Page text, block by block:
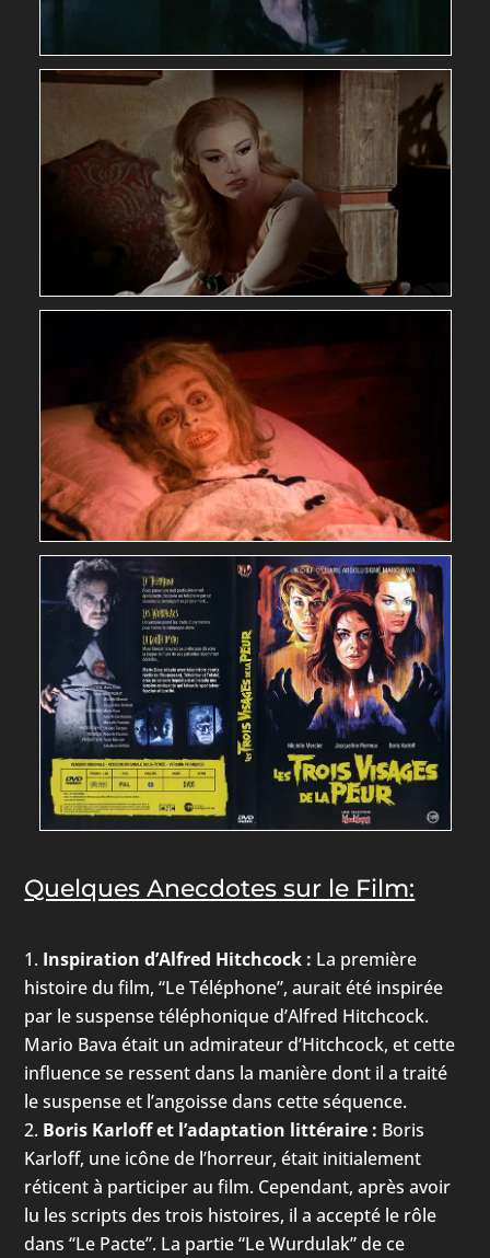
Quelques Anecdotes sur le Film:
Inspiration d’Alfred Hitchcock : La première
histoire du film, “Le Téléphone”, aurait été inspirée
par le suspense téléphonique d’Alfred Hitchcock.
Mario Bava était un admirateur d’Hitchcock, et cette
influence se ressent dans la manière dont il a traité
le suspense et l’angoisse dans cette séquence.
Boris Karloff et l’adaptation littéraire : Boris
Karloff, une icône de l’horreur, était initialement
réticent à participer au film. Cependant, après avoir
lu les scripts des trois histoires, il a accepté le rôle
dans “Le Pacte”. La partie “Le Wurdulak” de ce